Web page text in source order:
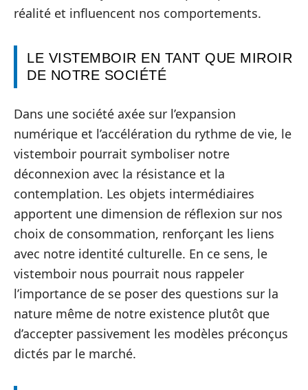
réalité et influencent nos comportements.
LE VISTEMBOIR EN TANT QUE MIROIR
DE NOTRE SOCIÉTÉ
Dans une société axée sur l’expansion
numérique et l’accélération du rythme de vie, le
vistemboir pourrait symboliser notre
déconnexion avec la résistance et la
contemplation. Les objets intermédiaires
apportent une dimension de réflexion sur nos
choix de consommation, renforçant les liens
avec notre identité culturelle. En ce sens, le
vistemboir nous pourrait nous rappeler
l’importance de se poser des questions sur la
nature même de notre existence plutôt que
d’accepter passivement les modèles préconçus
dictés par le marché.